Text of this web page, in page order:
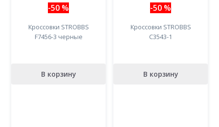
-50 %
Кроссовки STROBBS
F7456-3 черные
В корзину
-50 %
Кроссовки STROBBS
C3543-1
В корзину